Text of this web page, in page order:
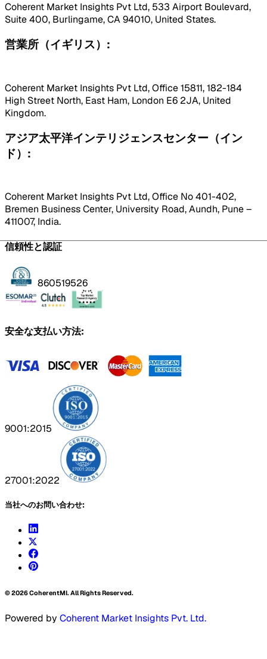
Coherent Market Insights Pvt Ltd, 533 Airport Boulevard,
Suite 400, Burlingame, CA 94010, United States.
営業所（イギリス）:
Coherent Market Insights Pvt Ltd, Office 15811, 182-184
High Street North, East Ham, London E6 2JA, United
Kingdom.
アジア太平洋インテリジェンスセンター（イン
ド）:
Coherent Market Insights Pvt Ltd, Office No 401-402,
Bremen Business Center, University Road, Aundh, Pune –
411007, India.
信頼性と認証
860519526
安全な支払い方法:
9001:2015
27001:2022
当社へのお問い合わせ:
©2026CoherentMI. All Rights Reserved.
Powered by Coherent Market Insights Pvt. Ltd.